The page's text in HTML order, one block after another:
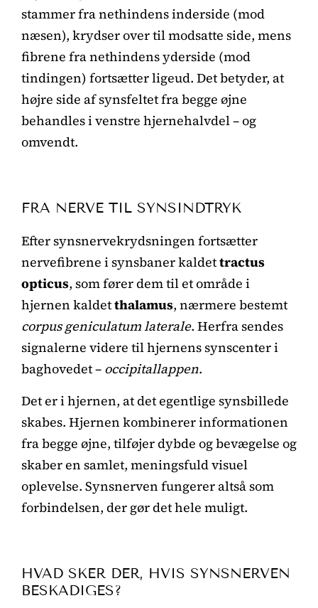
stammer fra nethindens inderside (mod
næsen), krydser over til modsatte side, mens
fibrene fra nethindens yderside (mod
tindingen) fortsætter ligeud. Det betyder, at
højre side af synsfeltet fra begge øjne
behandles i venstre hjernehalvdel – og
omvendt.
FRA NERVE TIL SYNSINDTRYK
Efter synsnervekrydsningen fortsætter
nervefibrene i synsbaner kaldettractus
opticus, som fører dem til et område i
hjernen kaldetthalamus, nærmere bestemt
corpus geniculatum laterale. Herfra sendes
signalerne videre til hjernens synscenter i
baghovedet – occipitallappen.
Det er i hjernen, at det egentlige synsbillede
skabes. Hjernen kombinerer informationen
fra begge øjne, tilføjer dybde og bevægelse og
skaber en samlet, meningsfuld visuel
oplevelse. Synsnerven fungerer altså som
forbindelsen, der gør det hele muligt.
HVAD SKER DER, HVIS SYNSNERVEN
BESKADIGES?